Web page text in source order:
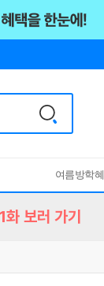
여름방학
화 보러 가기